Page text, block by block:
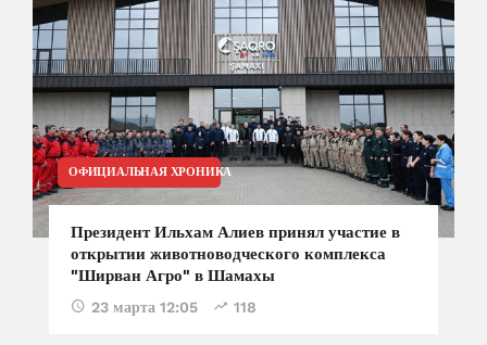
ОФИЦИАЛЬНАЯ ХРОНИКА
Президент Ильхам Алиев принял участие в
открытии животноводческого комплекса
"Ширван Агро" в Шамахы
23 марта 12:05 118